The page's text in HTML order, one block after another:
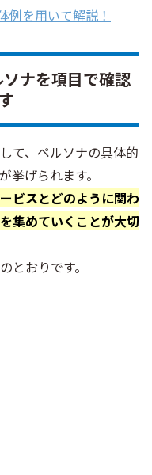
例を用いて解説！
ナを項目で確認
て、ペルソナの具体的
挙げられます。
ビスとどのように関わ
集めていくことが大切
とおりです。